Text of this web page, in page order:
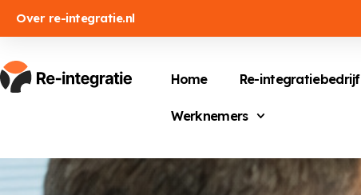
Over re-integratie.nl
Home Re-integratiebedrijf
Werknemers